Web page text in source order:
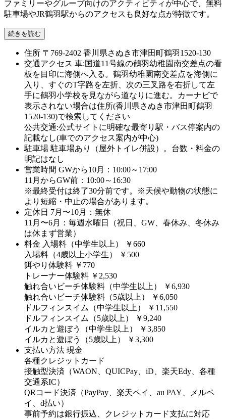
ファミリーやグループ向けのアクティビティが中心で、無料
駐車場やJR鶴羽駅からのアクセスも良好な点が特徴です。
続きを読む
住所 〒769-2402 香川県さぬき市津田町鶴羽1520-130
交通アクセス 車:国道11号線の鶴羽幼稚園南交差点の看
板を目印に海側へ入る。鶴羽幼稚園南交差点を海側に
入り、すぐのT字路を左折、次の三叉路を右折して左
手に鶴羽小学校を見ながら道なりに進む。カーナビで
表示されない場合は住所(香川県さぬき市津田町鶴羽
1520-130)で検索してください
公共交通:公式サイトに明確な最寄り駅・バス停案内の
記載なし(車でのアクセス案内が中心)
駐車場 駐車場あり（屋外トイレ併設）。台数・料金の
明記はなし
営業時間 GWから10月：10:00～17:00
11月からGW前：10:00～16:30
※最終受付は終了30分前です。※天候や動物の状態に
より短縮・中止の場合があります。
定休日 7月〜10月：無休
11月〜6月：毎週水曜日（祝日、GW、春休み、冬休み
は休まず営業）
料金 入場料（中学生以上） ￥660
入場料（4歳以上小学生） ￥500
餌やり体験料 ￥770
トレーナー体験料 ￥2,530
触れ合いビーチ体験料（中学生以上） ￥6,930
触れ合いビーチ体験料（5歳以上） ￥6,050
ドルフィンスイム（中学生以上） ￥11,550
ドルフィンスイム（5歳以上） ￥9,240
イルカと遊ぼう（中学生以上） ￥3,850
イルカと遊ぼう（5歳以上） ￥3,300
支払い方法 現金
各種クレジットカード
接触型決済（WAON、QUICPay、iD、楽天Edy、各種
交通系IC）
QRコード決済（PayPay、楽天ペイ、au PAY、メルペ
イ、d払い）
事前予約は銀行振込、クレジットカード支払に対応